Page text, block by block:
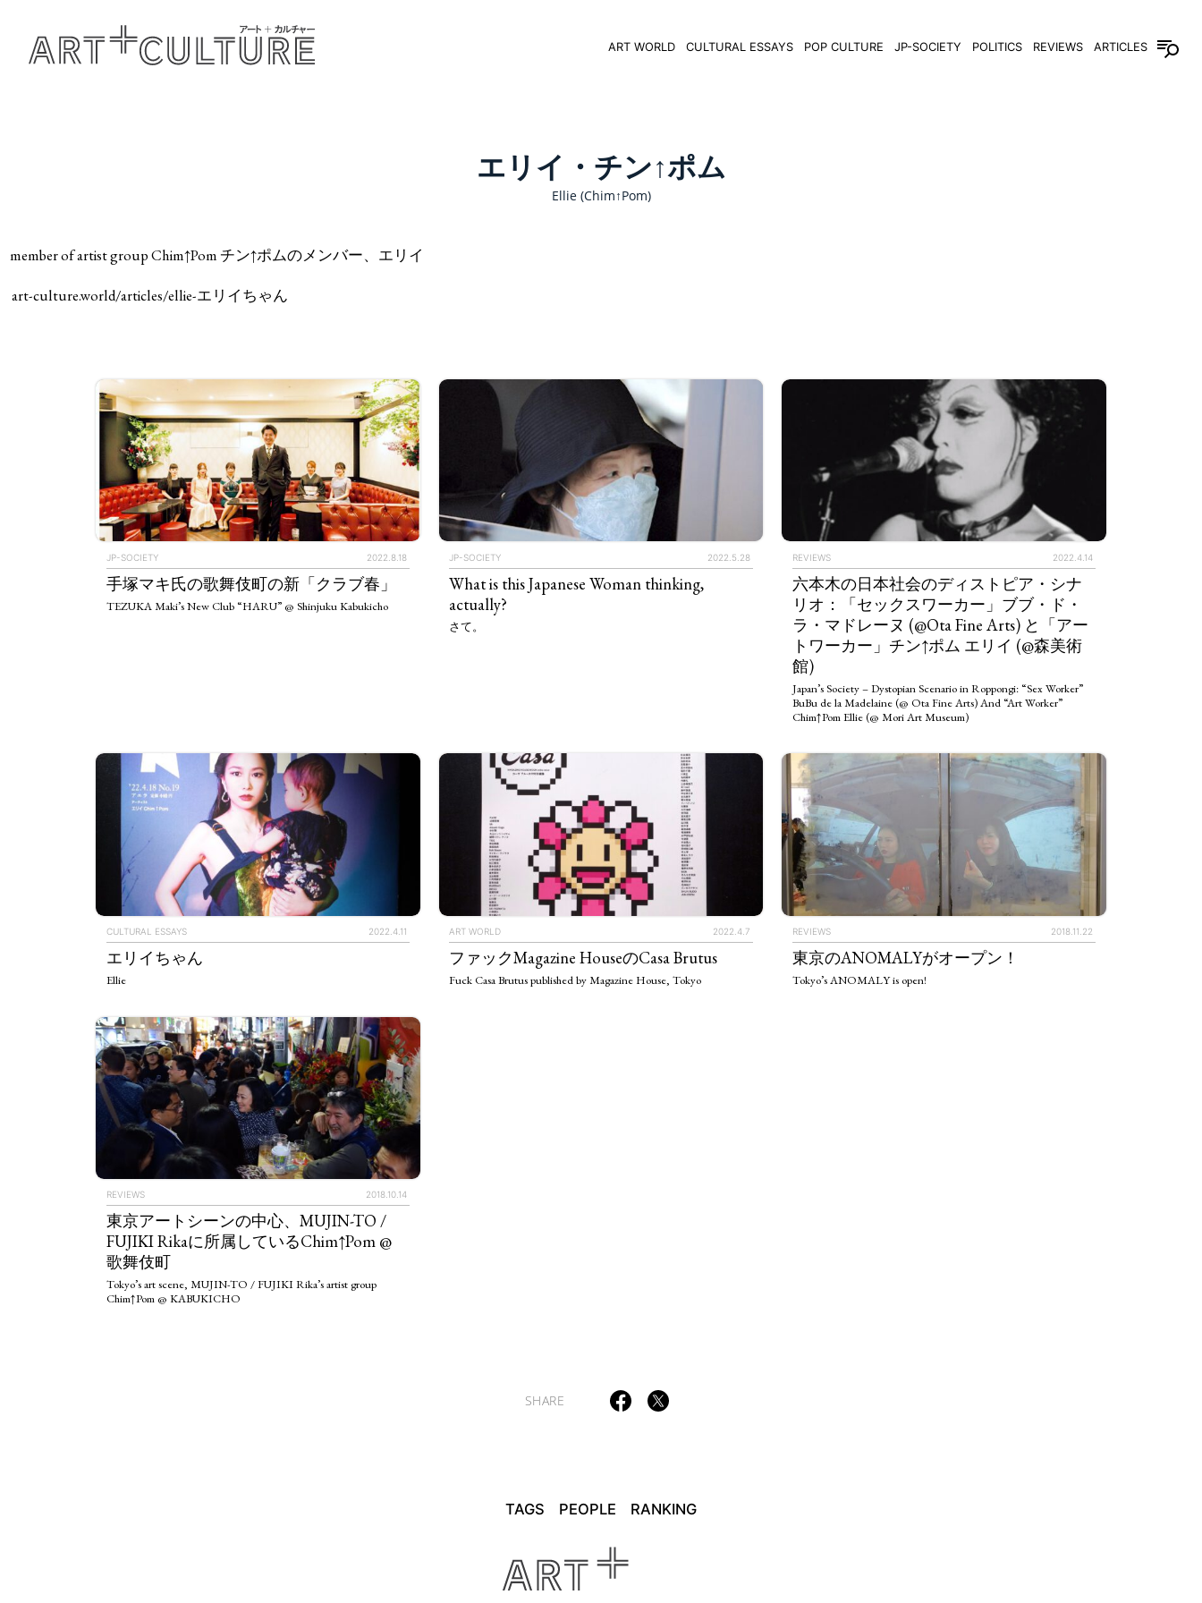
ART WORLD CULTURAL ESSAYS POP CULTURE JP-SOCIETY POLITICS REVIEWS ARTICLES
TAGS PEOPLE RANKING
エリイ・チン↑ポム
Ellie (Chim↑Pom)
member of artist group Chim↑Pom チン↑ポムのメンバー、エリイ
art-culture.world/articles/ellie-エリイちゃん
JP-SOCIETY 2022.8.18
手塚マキ氏の歌舞伎町の新「クラブ春」
TEZUKA Maki’s New Club “HARU” @ Shinjuku Kabukicho
JP-SOCIETY 2022.5.28
What is this Japanese Woman thinking,
actually?
さて。
REVIEWS 2022.4.14
六本木の日本社会のディストピア・シナ
リオ：「セックスワーカー」ブブ・ド・
ラ・マドレーヌ (@Ota Fine Arts) と「アー
トワーカー」チン↑ポム エリイ (@森美術
館)
Japan’s Society – Dystopian Scenario in Roppongi: “Sex Worker”
BuBu de la Madelaine (@ Ota Fine Arts) And “Art Worker”
Chim↑Pom Ellie (@ Mori Art Museum)
CULTURAL ESSAYS 2022.4.11
エリイちゃん
Ellie
ART WORLD 2022.4.7
ファックMagazine HouseのCasa Brutus
Fuck Casa Brutus published by Magazine House, Tokyo
REVIEWS 2018.11.22
東京のANOMALYがオープン！
Tokyo’s ANOMALY is open!
REVIEWS 2018.10.14
東京アートシーンの中心、MUJIN-TO /
FUJIKI Rikaに所属しているChim↑Pom @
歌舞伎町
Tokyo’s art scene, MUJIN-TO / FUJIKI Rika’s artist group
Chim↑Pom @ KABUKICHO
SHARE
TAGS PEOPLE RANKING